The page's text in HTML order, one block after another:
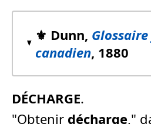
⚜️ Dunn,
canadien, 1880
DÉCHARGE.
"Obtenir décharge,"